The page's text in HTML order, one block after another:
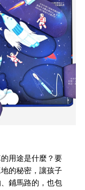
用途是什麼？要
的秘密，讓孩子
鋪馬路的，也包